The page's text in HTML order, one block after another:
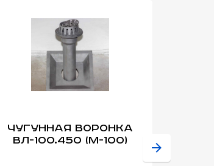
Чугунная Воронка
вл-100.450 (м-100)